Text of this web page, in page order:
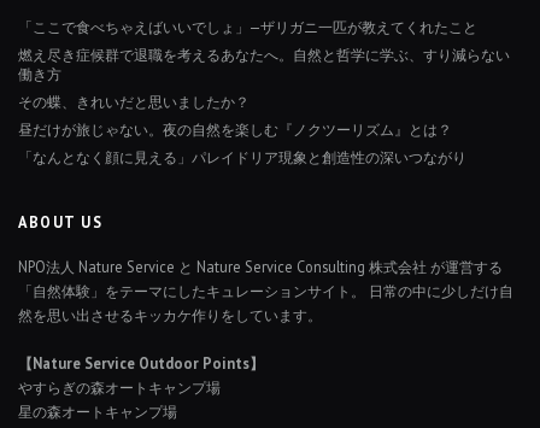
「ここで食べちゃえばいいでしょ」—ザリガニ一匹が教えてくれたこと
燃え尽き症候群で退職を考えるあなたへ。自然と哲学に学ぶ、すり減らない
働き方
その蝶、きれいだと思いましたか？
昼だけが旅じゃない。夜の自然を楽しむ『ノクツーリズム』とは？
「なんとなく顔に見える」パレイドリア現象と創造性の深いつながり
ABOUT US
NPO法人 Nature Service と Nature Service Consulting 株式会社 が運営する
「自然体験」をテーマにしたキュレーションサイト。 日常の中に少しだけ自
然を思い出させるキッカケ作りをしています。
【Nature Service Outdoor Points】
やすらぎの森オートキャンプ場
星の森オートキャンプ場